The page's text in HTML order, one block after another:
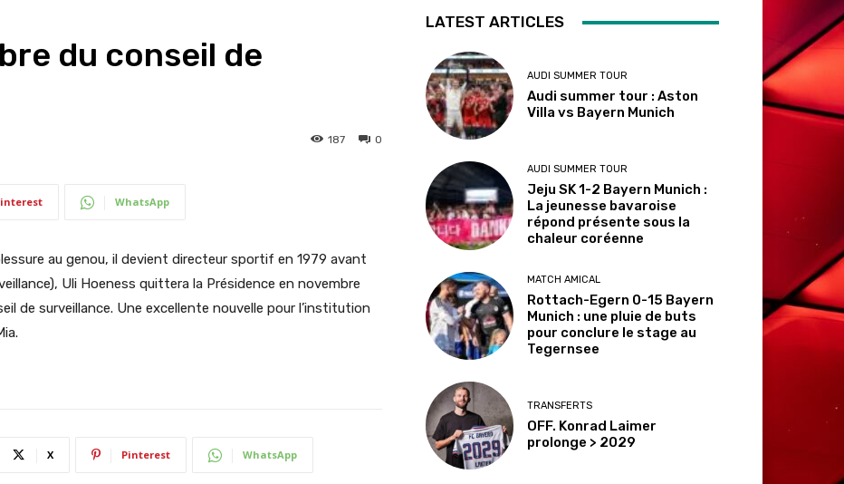
du conseil de
0
187
WhatsApp
au genou, il devient directeur sportif en 1979 avant
Uli Hoeness quittera la Présidence en novembre
de surveillance. Une excellente nouvelle pour l’institution
X Pinterest WhatsApp
LATEST ARTICLES
AUDI SUMMER TOUR
Audi summer tour : Aston
Villa vs Bayern Munich
AUDI SUMMER TOUR
Jeju SK 1-2 Bayern Munich :
La jeunesse bavaroise
répond présente sous la
chaleur coréenne
MATCH AMICAL
Rottach-Egern 0-15 Bayern
Munich : une pluie de buts
pour conclure le stage au
Tegernsee
TRANSFERTS
OFF. Konrad Laimer
prolonge > 2029